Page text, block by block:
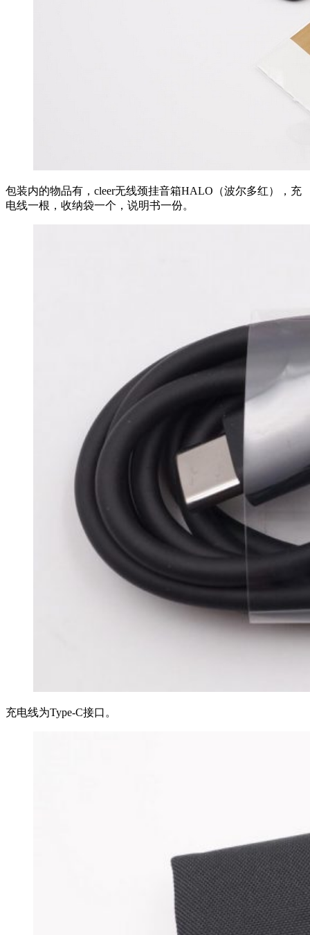
包装内的物品有，cleer无线颈挂音箱HALO（波尔多红），充
电线一根，收纳袋一个，说明书一份。
充电线为Type-C接口。